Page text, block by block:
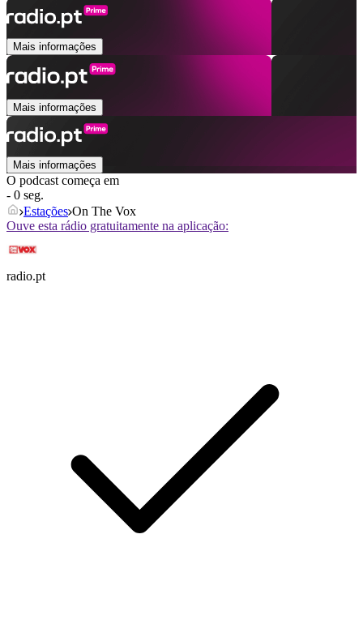
Mais informações
Mais informações
Mais informações
O podcast começa em
- 0 seg.
Estações On The Vox
Ouve esta rádio gratuitamente na aplicação:
radio.pt